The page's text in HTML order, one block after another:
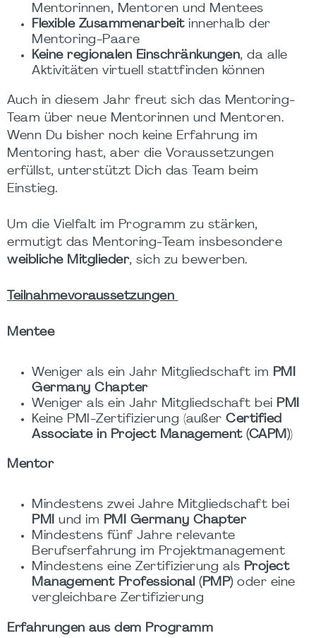
Mentorinnen, Mentoren und Mentees
Flexible Zusammenarbeitinnerhalb der
Mentoring-Paare
Keine regionalen Einschränkungen, da alle
Aktivitäten virtuell stattfinden können
Auch in diesem Jahr freut sich das Mentoring-
Team über neue Mentorinnen und Mentoren.
Wenn Du bisher noch keine Erfahrung im
Mentoring hast, aber die Voraussetzungen
erfüllst, unterstützt Dich das Team beim
Einstieg.
Um die Vielfalt im Programm zu stärken,
ermutigt das Mentoring-Team insbesondere
weibliche Mitglieder, sich zu bewerben.
Teilnahmevoraussetzungen
Mentee
Weniger als ein Jahr Mitgliedschaft im PMI
Germany Chapter
Weniger als ein Jahr Mitgliedschaft bei PMI
Keine PMI-Zertifizierung (außer Certified
Associate in Project Management (CAPM))
Mentor
Mindestens zwei Jahre Mitgliedschaft bei
PMI und im PMI Germany Chapter
Mindestens fünf Jahre relevante
Berufserfahrung im Projektmanagement
Mindestens eine Zertifizierung als Project
Management Professional (PMP) oder eine
vergleichbare Zertifizierung
Erfahrungen aus dem Programm